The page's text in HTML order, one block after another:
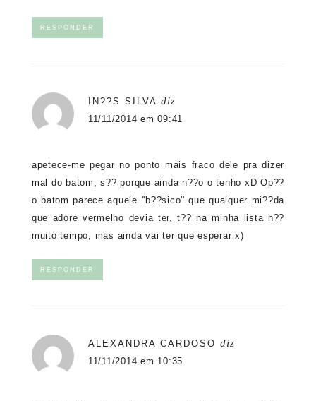
RESPONDER
IN??S SILVA diz
11/11/2014 em 09:41
apetece-me pegar no ponto mais fraco dele pra dizer
mal do batom, s?? porque ainda n??o o tenho xD Op??
o batom parece aquele ''b??sico'' que qualquer mi??da
que adore vermelho devia ter, t?? na minha lista h??
muito tempo, mas ainda vai ter que esperar x)
RESPONDER
ALEXANDRA CARDOSO diz
11/11/2014 em 10:35